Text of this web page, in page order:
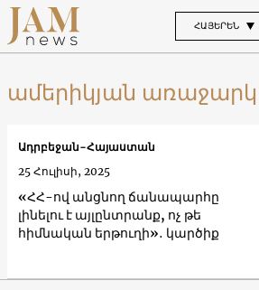
ՀԱՅԵՐԵՆ
ամերիկյան առաջարկ
«ՀՀ-ով անցնող ճանապարհը
լինելու է այլընտրանք, ոչ թե
հիմնական երթուղի»․ կարծիք
Ադրբեջան-Հայաստան
25 Հուլիսի, 2025